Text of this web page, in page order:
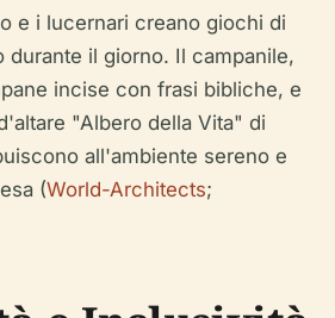
e i lucernari creano giochi di
durante il giorno. Il campanile,
incise con frasi bibliche, e
"Albero della Vita" di
all'ambiente sereno e
(World-Architects;